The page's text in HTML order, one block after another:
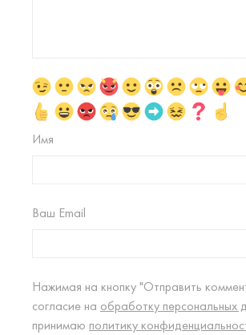
Имя
Ваш Email
Нажимая на кнопку "Отправить
согласие на обработку персональных
принимаю политику